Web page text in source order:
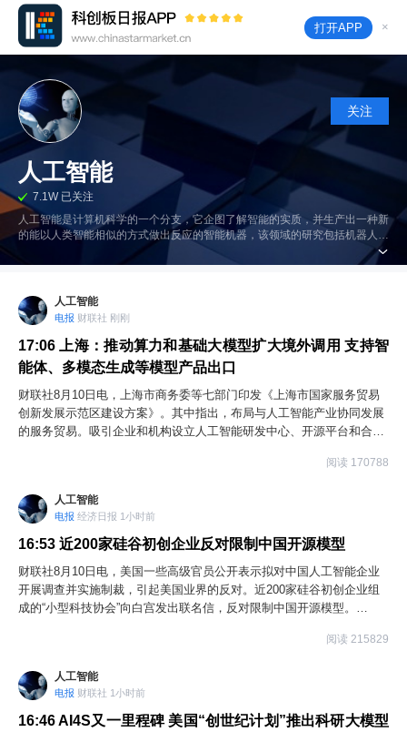
打开APP ×
关注
人工智能
7.1W 已关注
人工智能是计算机科学的一个分支，它企图了解智能的实质，并生产出一种新
的能以人类智能相似的方式做出反应的智能机器，该领域的研究包括机器人、
语言识别、图像识别、自然语言处理和专家系统等。
人工智能
电报 财联社 刚刚
17:06
上海：推动算力和基础大模型扩大境外调用 支持智
能体、多模态生成等模型产品出口
财联社8月10日电，上海市商务委等七部门印发《上海市国家服务贸易
创新发展示范区建设方案》。其中指出，布局与人工智能产业协同发展
的服务贸易。吸引企业和机构设立人工智能研发中心、开源平台和合作
成等模型产品出口。推动具身智能等智能终端企业拓展全周期服务新模
能大会和全球开发者活动，加快世界人工智能合作组织总部建设。支持
浦东新区建设人工智能创新应用先导区，支持徐汇区建设“模速空间”大
模型创新生态社区。探索建立人工智能全球治理体系。
阅读 170788
人工智能
电报 经济日报 1小时前
16:53 近200家硅谷初创企业反对限制中国开源模型
财联社8月10日电，美国一些高级官员公开表示拟对中国人工智能企业
开展调查并实施制裁，引起美国业界的反对。近200家硅谷初创企业组
成的“小型科技协会”向白宫发出联名信，反对限制中国开源模型。
阅读 215829
人工智能
电报 财联社 1小时前
16:46AI4S又一里程碑 美国“创世纪计划”推出科研大模型